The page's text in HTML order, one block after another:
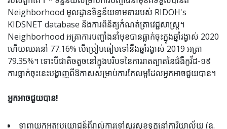
Neighborhood មូលដ្ឋានទិន្នន័យទាមទាររបស់ RIDOH's
KIDSNET database និងការពិនិត្យកំណត់ត្រាវេជ្ជសាស្រ្ត។
Neighborhood អត្រាការបញ្ចាំងនាំមុខបានធ្លាក់ចុះក្នុងឆ្នាំរង្វាស់ 2020
ហើយឈរនៅ 77.16% បើប្រៀបធៀបទៅនឹងឆ្នាំរង្វាស់ 2019 អត្រា
79.35%។ ទោះបីជាតិចតួចនៅក្នុងបរិបទនៃការរាតត្បាតនៃជំងឺកូវីដ-១៩
ការធ្លាក់ចុះនេះបង្ហាញពីឱកាសសម្រាប់ការកែលម្អដែលអ្នកអាចជួយបាន។
អ្នកអាចជួយបាន!
ទាញយកអត្ថប្រយោជន៍ពីរាល់ការទៅសួរសុខទុក្ខនៅការិយាល័យ (ឧ.